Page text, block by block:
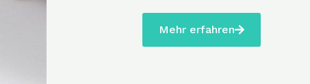
Mehr erfahren